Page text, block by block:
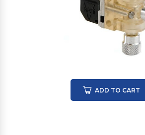
ADD TO CART